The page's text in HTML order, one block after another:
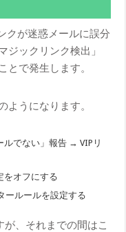
クが迷惑メールに誤分
ジックリンク検出」
とで発生します。
ようになります。
ルでない」報告 → VIPリ
をオフにする
ールールを設定する
が、それまでの間はこ